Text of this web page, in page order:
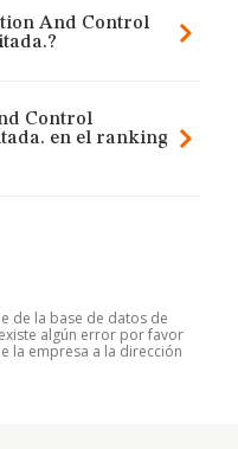
And Control
Control
en el ranking
de la base de datos de
existe algún error por favor
la empresa a la dirección